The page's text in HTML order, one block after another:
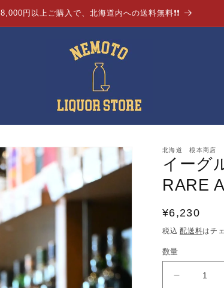
8,000円以上ご購入で、北海道内への送料無料❗❗
北海道 根本商店
イーグ
RARE
通
常
価
格
¥6,230
税込配送料はチ
数量